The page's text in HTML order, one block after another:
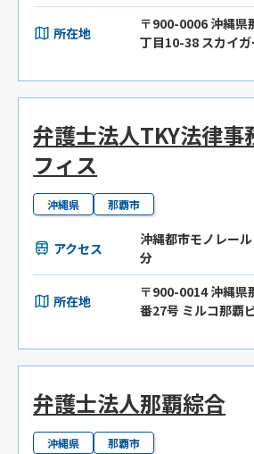
所在地
〒900-0006 沖縄県
丁目10-38 スカイ
弁護士法人TKY法律事
フィス
沖縄県 那覇市
アクセス
沖縄都市モノレー
分
所在地
〒900-0014 沖縄県
番27号 ミルコ那覇
弁護士法人那覇綜合
沖縄県 那覇市